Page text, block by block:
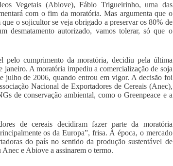
Vegetais (Abiove), Fábio Trigueirinho, uma das
com o fim da moratória. Mas argumenta que o
o sojicultor se veja obrigado a preservar os 80% de
desmatamento autorizado, vamos tolerar, só que o
cumprimento da moratória, decidiu pela última
A moratória impediu a comercialização de soja
julho de 2006, quando entrou em vigor. A decisão foi
Nacional de Exportadores de Cereais (Anec),
de conservação ambiental, como o Greenpeace e a
de cereais decidiram fazer parte da moratória
os da Europa”, frisa. À época, o mercado
do país no sentido da produção sustentável de
e Abiove a assinarem o termo.